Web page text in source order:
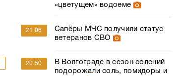
«цветущем» водоеме
21:06
Сапёры МЧС получили статус
ветеранов СВО
20:50
В Волгограде в сезон солений
подорожали соль, помидоры и